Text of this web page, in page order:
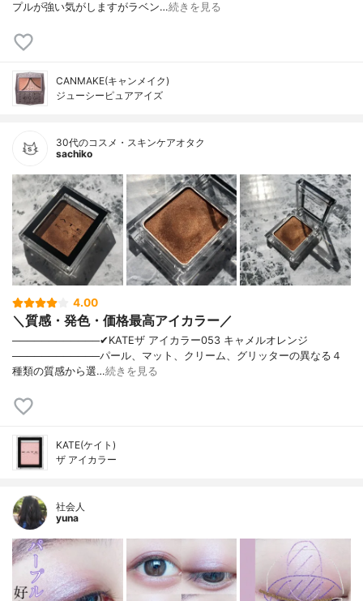
プルが強い気がしますがラベン…続きを見る
CANMAKE(キャンメイク)
ジューシーピュアアイズ
30代のコスメ・スキンケアオタク
sachiko
4.00
＼質感・発色・価格最高アイカラー／
────────────✔︎KATEザ アイカラー053 キャメルオレンジ
────────────パール、マット、クリーム、グリッターの異なる４
種類の質感から選…続きを見る
KATE(ケイト)
ザ アイカラー
社会人
yuna